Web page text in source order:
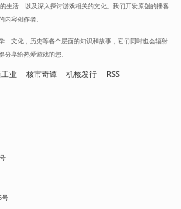
生活，以及深入探讨游戏相关的文化。我们开发原创的播客
容创作者。
，文化，历史等各个层面的知识和故事，它们同时也会辐射
享给热爱游戏的您。
业 核市奇谭 机核发行 RSS
号